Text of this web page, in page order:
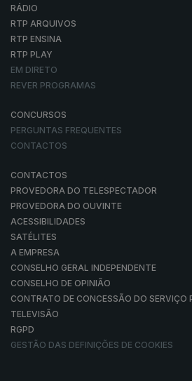
RÁDIO
RTP ARQUIVOS
RTP ENSINA
RTP PLAY
EM DIRETO
REVER PROGRAMAS
CONCURSOS
PERGUNTAS FREQUENTES
CONTACTOS
CONTACTOS
PROVEDORA DO TELESPECTADOR
PROVEDORA DO OUVINTE
ACESSIBILIDADES
SATÉLITES
A EMPRESA
CONSELHO GERAL INDEPENDENTE
CONSELHO DE OPINIÃO
CONTRATO DE CONCESSÃO DO SERVIÇO
TELEVISÃO
RGPD
GESTÃO DAS DEFINIÇÕES DE COOKIES